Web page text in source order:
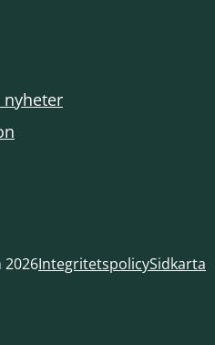
nyheter
IntegritetspolicySidkarta